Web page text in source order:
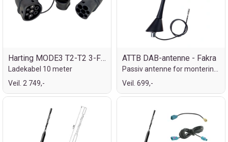
Harting MODE3 T2-T2 3-F 20A 10M 11KW
Ladekabel 10 meter
Veil. 2 749,-
ATTB DAB-antenne - Fakra
Passiv antenne for montering på tak
Veil. 699,-